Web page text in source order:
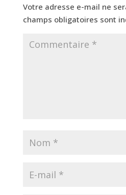
Votre adresse e-mail ne
champs obligatoires sont